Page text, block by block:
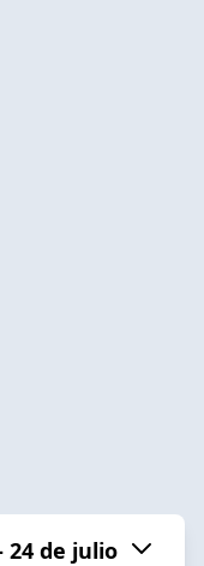
24 de julio